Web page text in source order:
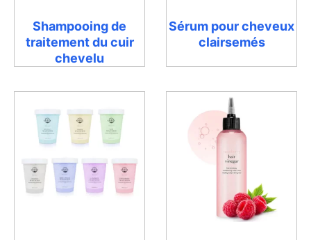
Shampooing de
traitement du cuir
chevelu
Sérum pour cheveux
clairsemés